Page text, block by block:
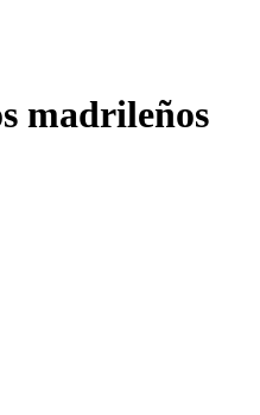
madrileños